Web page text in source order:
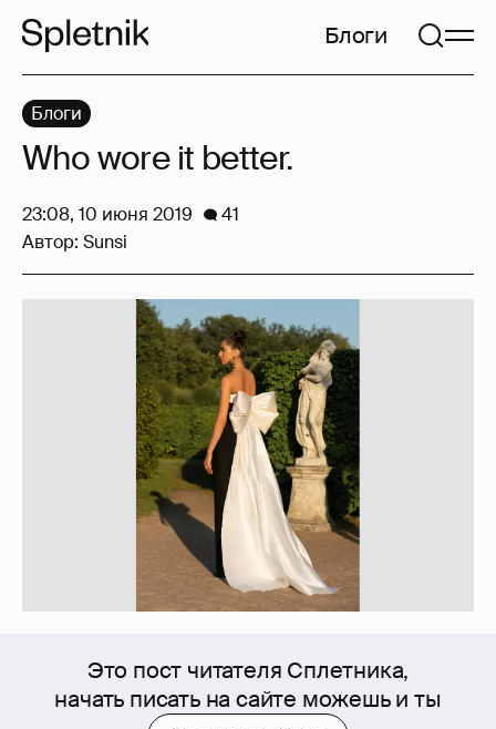
Блоги
Это пост читателя Сплетника,
начать писать на сайте можешь и ты
Блоги
Who wore it better.
23:08, 10 июня 2019
41
Автор: Sunsi